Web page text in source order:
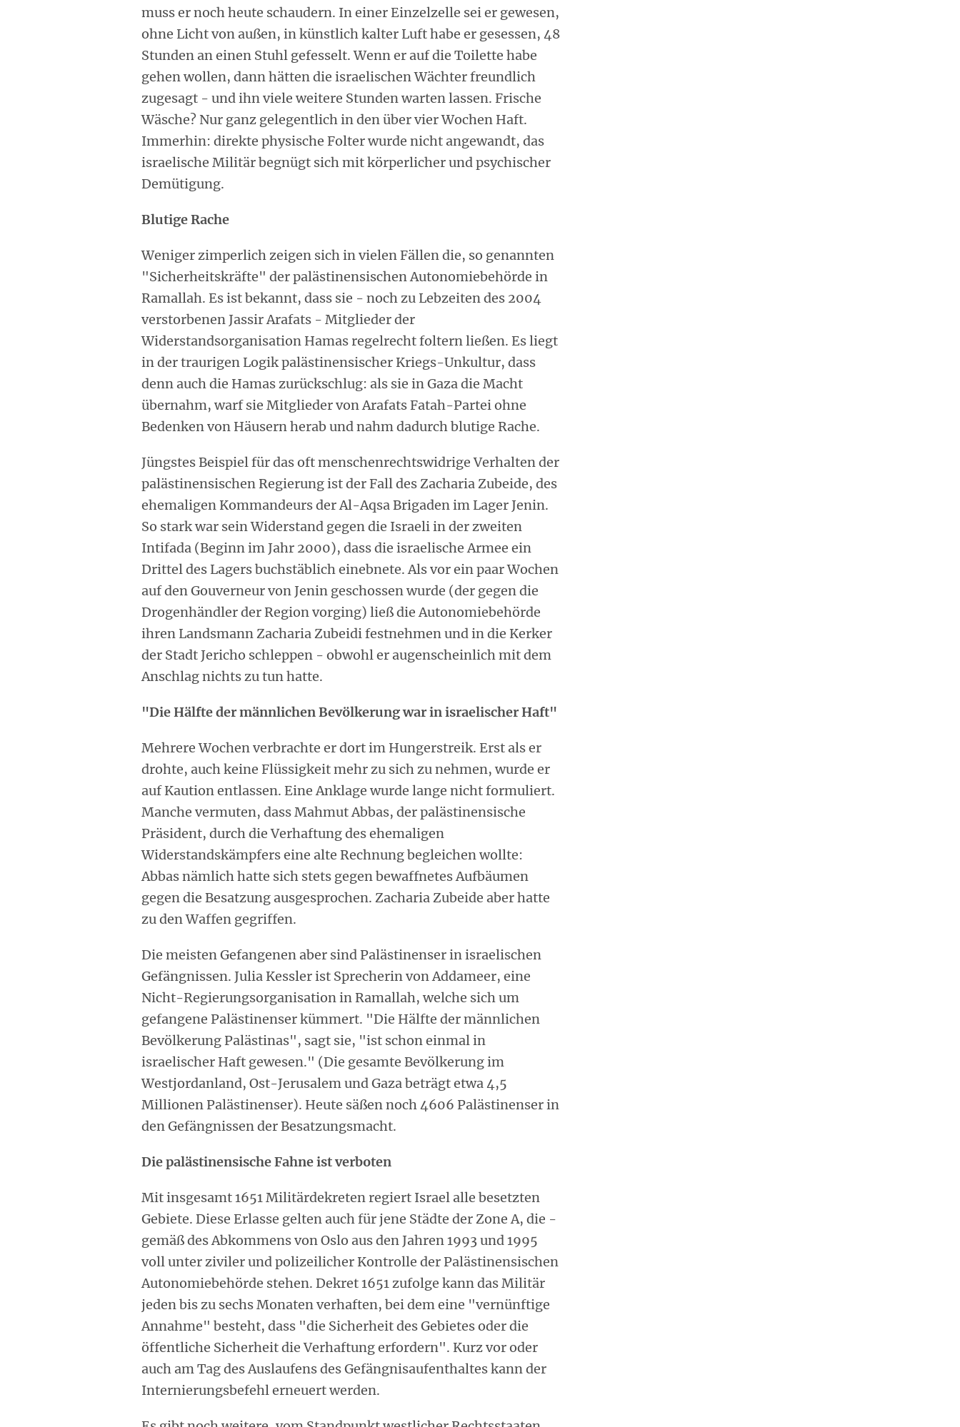
muss er noch heute schaudern. In einer Einzelzelle sei er gewesen,
ohne Licht von außen, in künstlich kalter Luft habe er gesessen, 48
Stunden an einen Stuhl gefesselt. Wenn er auf die Toilette habe
gehen wollen, dann hätten die israelischen Wächter freundlich
zugesagt - und ihn viele weitere Stunden warten lassen. Frische
Wäsche? Nur ganz gelegentlich in den über vier Wochen Haft.
Immerhin: direkte physische Folter wurde nicht angewandt, das
israelische Militär begnügt sich mit körperlicher und psychischer
Demütigung.
Blutige Rache
Weniger zimperlich zeigen sich in vielen Fällen die, so genannten
"Sicherheitskräfte" der palästinensischen Autonomiebehörde in
Ramallah. Es ist bekannt, dass sie - noch zu Lebzeiten des 2004
verstorbenen Jassir Arafats - Mitglieder der
Widerstandsorganisation Hamas regelrecht foltern ließen. Es liegt
in der traurigen Logik palästinensischer Kriegs-Unkultur, dass
denn auch die Hamas zurückschlug: als sie in Gaza die Macht
übernahm, warf sie Mitglieder von Arafats Fatah-Partei ohne
Bedenken von Häusern herab und nahm dadurch blutige Rache.
Jüngstes Beispiel für das oft menschenrechtswidrige Verhalten der
palästinensischen Regierung ist der Fall des Zacharia Zubeide, des
ehemaligen Kommandeurs der Al-Aqsa Brigaden im Lager Jenin.
So stark war sein Widerstand gegen die Israeli in der zweiten
Intifada (Beginn im Jahr 2000), dass die israelische Armee ein
Drittel des Lagers buchstäblich einebnete. Als vor ein paar Wochen
auf den Gouverneur von Jenin geschossen wurde (der gegen die
Drogenhändler der Region vorging) ließ die Autonomiebehörde
ihren Landsmann Zacharia Zubeidi festnehmen und in die Kerker
der Stadt Jericho schleppen - obwohl er augenscheinlich mit dem
Anschlag nichts zu tun hatte.
"Die Hälfte der männlichen Bevölkerung war in israelischer Haft"
Mehrere Wochen verbrachte er dort im Hungerstreik. Erst als er
drohte, auch keine Flüssigkeit mehr zu sich zu nehmen, wurde er
auf Kaution entlassen. Eine Anklage wurde lange nicht formuliert.
Manche vermuten, dass Mahmut Abbas, der palästinensische
Präsident, durch die Verhaftung des ehemaligen
Widerstandskämpfers eine alte Rechnung begleichen wollte:
Abbas nämlich hatte sich stets gegen bewaffnetes Aufbäumen
gegen die Besatzung ausgesprochen. Zacharia Zubeide aber hatte
zu den Waffen gegriffen.
Die meisten Gefangenen aber sind Palästinenser in israelischen
Gefängnissen. Julia Kessler ist Sprecherin von Addameer, eine
Nicht-Regierungsorganisation in Ramallah, welche sich um
gefangene Palästinenser kümmert. "Die Hälfte der männlichen
Bevölkerung Palästinas", sagt sie, "ist schon einmal in
israelischer Haft gewesen." (Die gesamte Bevölkerung im
Westjordanland, Ost-Jerusalem und Gaza beträgt etwa 4,5
Millionen Palästinenser). Heute säßen noch 4606 Palästinenser in
den Gefängnissen der Besatzungsmacht.
Die palästinensische Fahne ist verboten
Mit insgesamt 1651 Militärdekreten regiert Israel alle besetzten
Gebiete. Diese Erlasse gelten auch für jene Städte der Zone A, die -
gemäß des Abkommens von Oslo aus den Jahren 1993 und 1995
voll unter ziviler und polizeilicher Kontrolle der Palästinensischen
Autonomiebehörde stehen. Dekret 1651 zufolge kann das Militär
jeden bis zu sechs Monaten verhaften, bei dem eine "vernünftige
Annahme" besteht, dass "die Sicherheit des Gebietes oder die
öffentliche Sicherheit die Verhaftung erfordern". Kurz vor oder
auch am Tag des Auslaufens des Gefängnisaufenthaltes kann der
Internierungsbefehl erneuert werden.